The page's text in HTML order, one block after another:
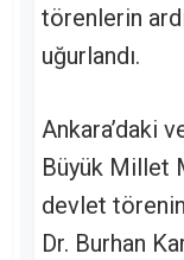
törenlerin
uğurlandı.
Ankara’daki
Büyük Millet
devlet
Dr. Burhan